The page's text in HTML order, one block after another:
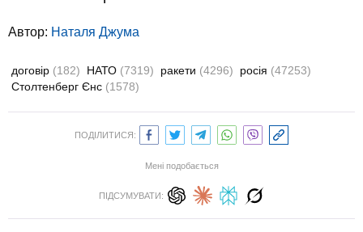
Автор: Наталя Джума
договір (182) НАТО (7319) ракети (4296) росія (47253)
Столтенберг Єнс (1578)
ПОДІЛИТИСЯ:
Мені подобається
ПІДСУМУВАТИ: